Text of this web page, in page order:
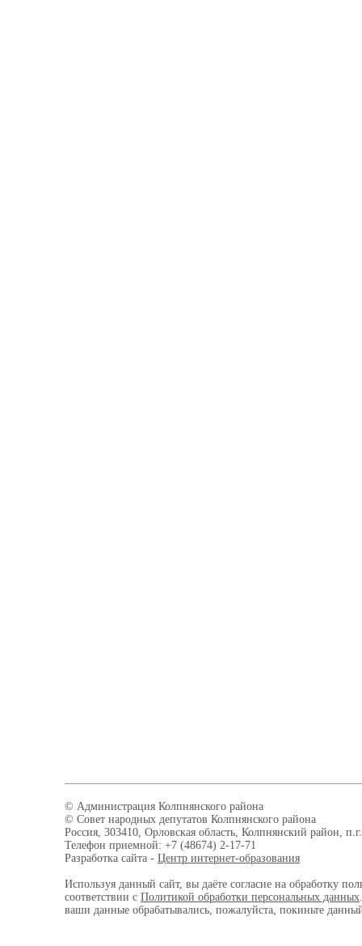
© Администрация Колпнянского района
© Совет народных депутатов Колпнянского района
Россия, 303410, Орловская область, Колпнянский район,
Телефон приемной: +7 (48674) 2-17-71
Разработка сайта - Центр интернет-образования
Используя данный сайт, вы даёте согласие на обработку
соответствии с Политикой обработки персональных данных
ваши данные обрабатывались, пожалуйста, покиньте